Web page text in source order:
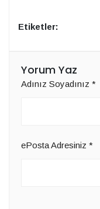
Etiketler:
Yorum Yaz
Adınız Soyadınız *
ePosta Adresiniz *